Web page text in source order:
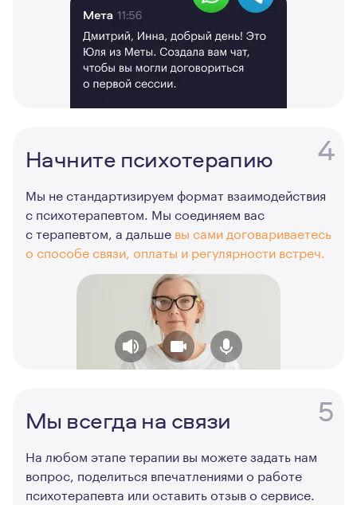
4
Начните психотерапию
Мы не стандартизируем формат взаимодействия
с психотерапевтом. Мы соединяем вас
с терапевтом, а дальше вы сами договариваетесь
о способе связи, оплаты и регулярности встреч.
5
Мы всегда на связи
На любом этапе терапии вы можете задать нам
вопрос, поделиться впечатлениями о работе
психотерапевта или оставить отзыв о сервисе.